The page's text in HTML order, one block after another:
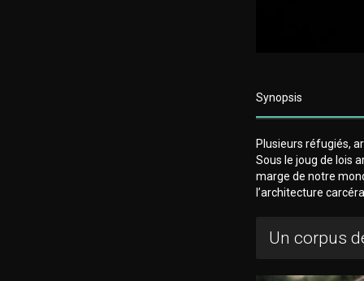
Synopsis
Plusieurs réfugiés,
Sous le joug de lois
marge de notre
l’architecture
Un corpus